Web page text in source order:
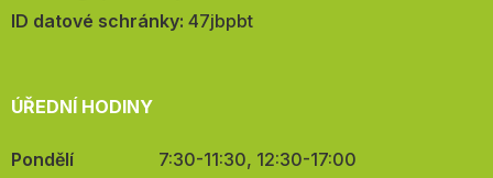
mail:
ID datové schránky: 47jbpbt
ÚŘEDNÍ HODINY
Pondělí
7:30-11:30, 12:30-17:00